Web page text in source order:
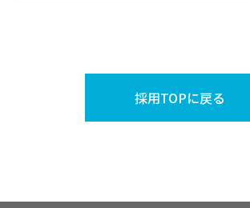
採用TOPに戻る